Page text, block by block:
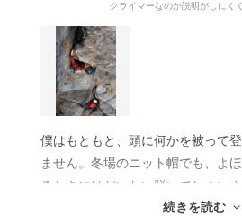
クライマーなのか説明がしにく
僕はもともと、頭に何かを被って
ません。冬場のニット帽でも、よ
るときにはだいたい脱いでしまいま
続きを読む